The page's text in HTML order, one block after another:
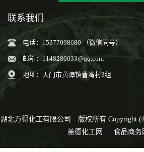
联系我们
电话：15377098680 （微信同号）
邮箱： 1148280033@qq.com
地址：天门市黄潭镇曹湾村3组
湖北万得化工有限公司 版权所有 Copyright
盖德化工网
食品商务